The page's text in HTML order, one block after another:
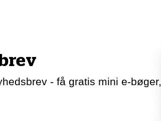
- få gratis mini e-bøger,